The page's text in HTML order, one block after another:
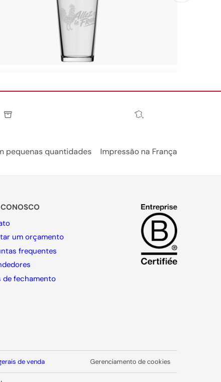
pequenas quantidades Impressão na França
um orçamento
frequentes
de fechamento
de venda Gerenciamento de cookies